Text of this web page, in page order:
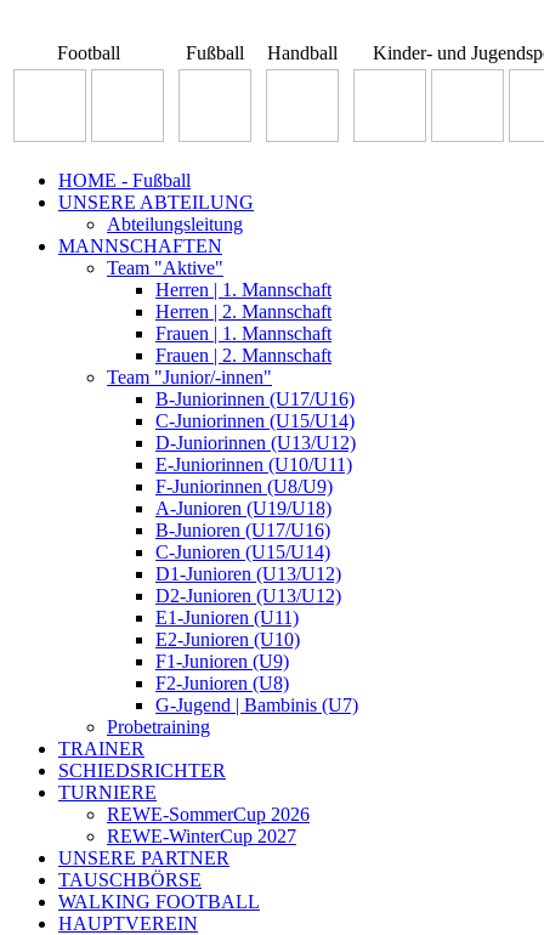
Football Fußball Handball Kinder- und
HOME - Fußball
UNSERE ABTEILUNG
Abteilungsleitung
MANNSCHAFTEN
Team "Aktive"
Herren | 1. Mannschaft
Herren | 2. Mannschaft
Frauen | 1. Mannschaft
Frauen | 2. Mannschaft
Team "Junior/-innen"
B-Juniorinnen (U17/U16)
C-Juniorinnen (U15/U14)
D-Juniorinnen (U13/U12)
E-Juniorinnen (U10/U11)
F-Juniorinnen (U8/U9)
A-Junioren (U19/U18)
B-Junioren (U17/U16)
C-Junioren (U15/U14)
D1-Junioren (U13/U12)
D2-Junioren (U13/U12)
E1-Junioren (U11)
E2-Junioren (U10)
F1-Junioren (U9)
F2-Junioren (U8)
G-Jugend | Bambinis (U7)
Probetraining
TRAINER
SCHIEDSRICHTER
TURNIERE
REWE-SommerCup 2026
REWE-WinterCup 2027
UNSERE PARTNER
TAUSCHBÖRSE
WALKING FOOTBALL
HAUPTVEREIN